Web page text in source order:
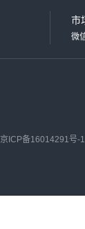
市
微
京ICP备16014291号-